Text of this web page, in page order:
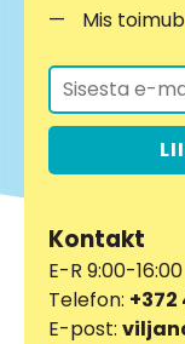
Mis
Kontakt
E-R 9:00-16:00
Telefon: +372
E-post: